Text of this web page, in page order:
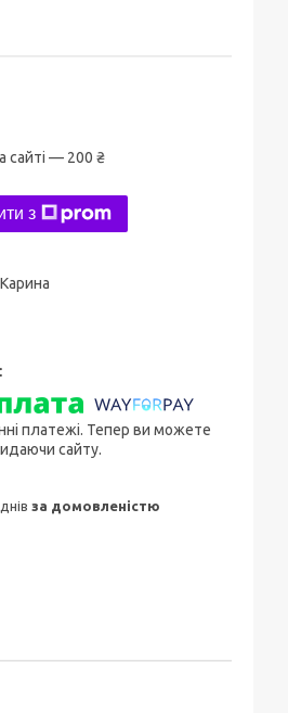
сайті — 200 ₴
з
платежі. Тепер ви можете
сайту.
за домовленістю